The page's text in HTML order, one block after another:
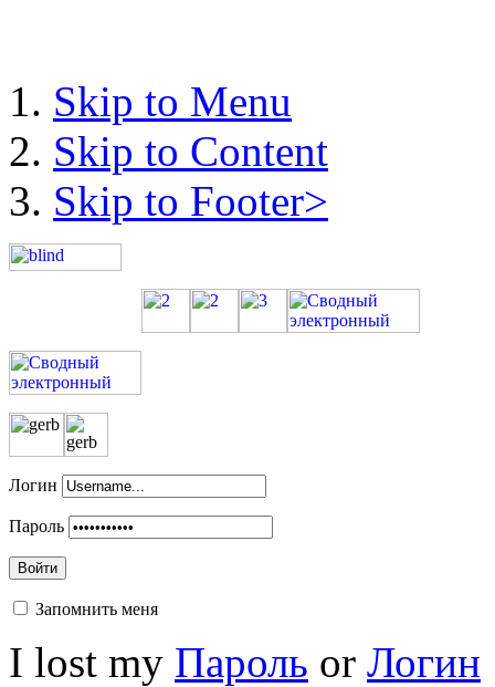
Skip to Menu
Skip to Content
Skip to Footer>
Логин
Пароль
Войти
Запомнить меня
I lost my Пароль or Логин